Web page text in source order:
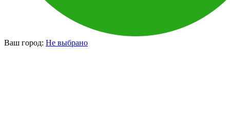
Ваш город: Не выбрано